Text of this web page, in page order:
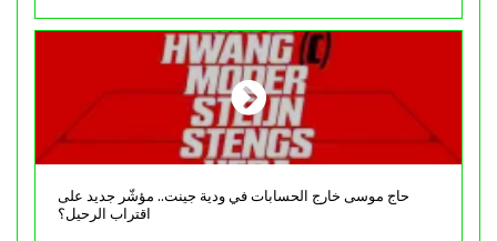
حاج موسى خارج الحسابات في ودية جينت.. مؤشّر جديد على
اقتراب الرحيل؟